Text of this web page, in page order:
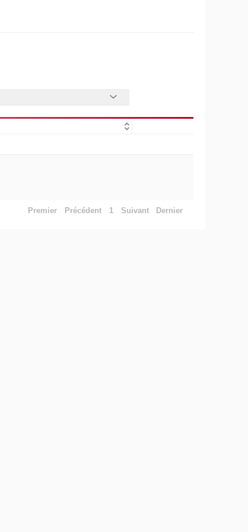
Premier Précédent 1 Suivant Dernier